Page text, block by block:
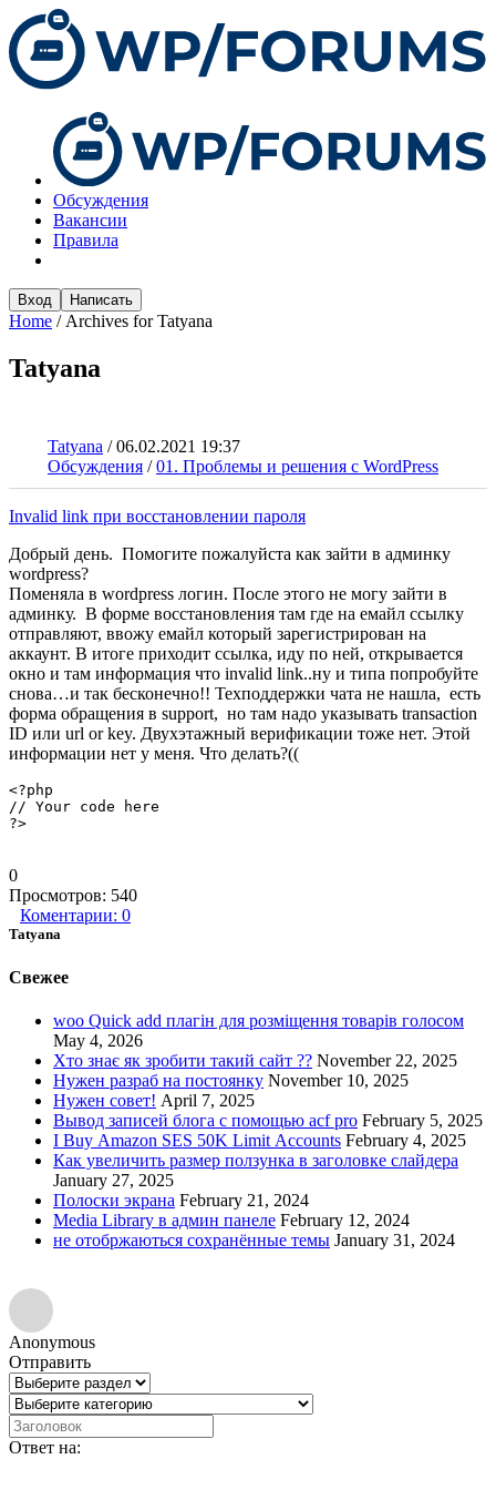
Обсуждения
Вакансии
Правила
Вход Написать
Home / Archives for Tatyana
Tatyana
Tatyana /06.02.2021 19:37
Обсуждения /01. Проблемы и решения с WordPress
Invalid link при восстановлении пароля
Добрый день. Помогите пожалуйста как зайти в админку
wordpress?
Поменяла в wordpress логин. После этого не могу зайти в
админку. В форме восстановления там где на емайл ссылку
отправляют, ввожу емайл который зарегистрирован на
аккаунт. В итоге приходит ссылка, иду по ней, открывается
окно и там информация что invalid link..ну и типа попробуйте
снова…и так бесконечно!! Техподдержки чата не нашла, есть
форма обращения в support, но там надо указывать transaction
ID или url or key. Двухэтажный верификации тоже нет. Этой
информации нет у меня. Что делать?((
<?php
// Your code here
?>
0
Просмотров: 540
Коментарии: 0
Tatyana
Свежее
woo Quick add плагін для розміщення товарів голосом
May 4, 2026
Хто знає як зробити такий сайт ?? November 22, 2025
Нужен разраб на постоянку November 10, 2025
Нужен совет! April 7, 2025
Вывод записей блога с помощью acf pro February 5, 2025
I Buy Amazon SES 50K Limit Accounts February 4, 2025
Как увеличить размер ползунка в заголовке слайдера
January 27, 2025
Полоски экрана February 21, 2024
Media Library в админ панеле February 12, 2024
не отобржаються сохранённые темы January 31, 2024
Anonymous
Отправить
Ответ на: